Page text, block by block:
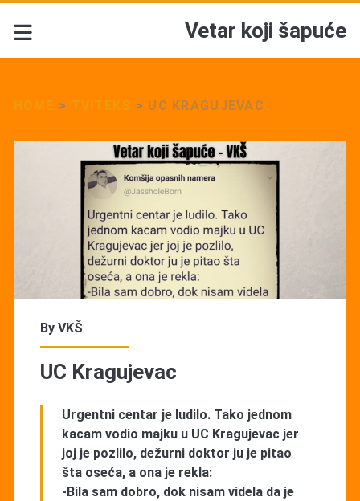
Vetar koji šapuće
> > UC KRAGUJEVAC
By VKŠ
UC Kragujevac
Urgentni centar je ludilo. Tako jednom
kacam vodio majku u UC Kragujevac jer
joj je pozlilo, dežurni doktor ju je pitao
šta oseća, a ona je rekla:
-Bila sam dobro, dok nisam videla da je